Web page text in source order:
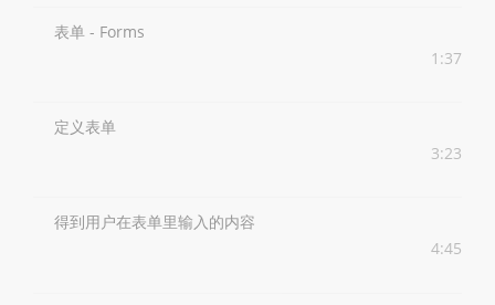
表单 - Forms
1:37
定义表单
3:23
得到用户在表单里输入的内容
4:45